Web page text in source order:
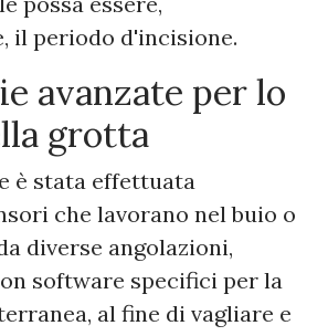
il periodo d'incisione.
avanzate per lo
grotta
è stata effettuata
che lavorano nel buio o
diverse angolazioni,
software specifici per la
al fine di vagliare e